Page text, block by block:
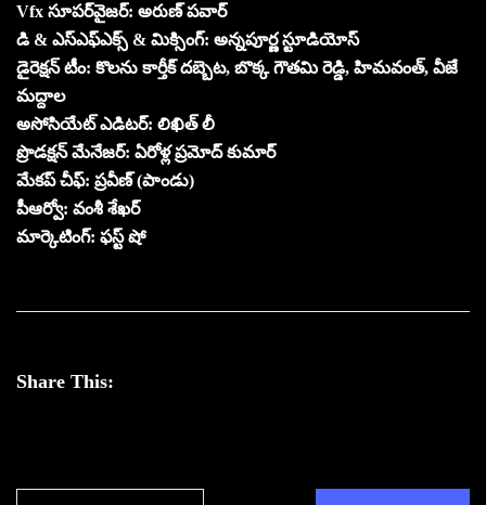
Vfx సూపర్‌వైజర్: అరుణ్ పవార్
డి & ఎస్ఎఫ్ఎక్స్ & మిక్సింగ్: అన్నపూర్ణ స్టూడియోస్
డైరెక్షన్ టీం: కొలను కార్తీక్ దబ్బెట, బొక్క గౌతమి రెడ్డి, హిమవంత్, వీజే
మద్దాల
అసోసియేట్ ఎడిటర్: లిఖిత్ లీ
ప్రొడక్షన్ మేనేజర్: ఏరోళ్ల ప్రమోద్ కుమార్
మేకప్ చీఫ్: ప్రవీణ్ (పాండు)
పీఆర్వో: వంశీ శేఖర్
మార్కెటింగ్: ఫస్ట్ షో
Share This: